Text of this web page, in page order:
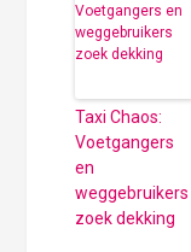
Taxi Chaos:
Voetgangers
en
weggebruikers
zoek dekking